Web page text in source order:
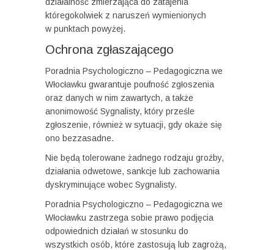
któregokolwiek z naruszeń wymienionych
w punktach powyżej.
Ochrona zgłaszającego
Poradnia Psychologiczno – Pedagogiczna we
Włocławku gwarantuje poufność zgłoszenia
oraz danych w nim zawartych, a także
anonimowość Sygnalisty, który prześle
zgłoszenie, również w sytuacji, gdy okaże się
ono bezzasadne.
Nie będą tolerowane żadnego rodzaju groźby,
działania odwetowe, sankcje lub zachowania
dyskryminujące wobec Sygnalisty.
Poradnia Psychologiczno – Pedagogiczna we
Włocławku zastrzega sobie prawo podjęcia
odpowiednich działań w stosunku do
wszystkich osób, które zastosują lub zagrożą,